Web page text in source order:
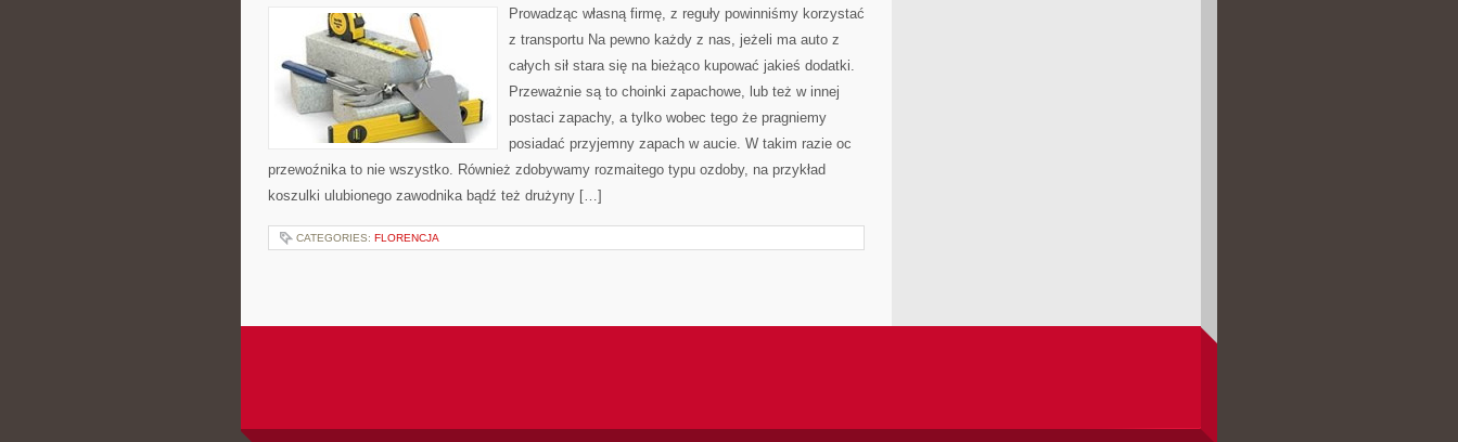
ŻE
PICIE
ILOŚCI
KORZYSTNIE
NA
FUNKCJONOWANIE
Prowadząc własną firmę, z reguły powinniśmy korzystać
z transportu Na pewno każdy z nas, jeżeli ma auto z
całych sił stara się na bieżąco kupować jakieś dodatki.
Przeważnie są to choinki zapachowe, lub też w innej
postaci zapachy, a tylko wobec tego że pragniemy
posiadać przyjemny zapach w aucie. W takim razie oc
przewoźnika to nie wszystko. Również zdobywamy rozmaitego typu ozdoby, na przykład
koszulki ulubionego zawodnika bądź też drużyny […]
CATEGORIES: FLORENCJA